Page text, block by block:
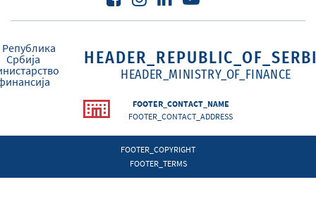
HEADER_MINISTRY_OF_FINANCE
FOOTER_CONTACT_NAME
FOOTER_CONTACT_ADDRESS
FOOTER_COPYRIGHT
FOOTER_TERMS